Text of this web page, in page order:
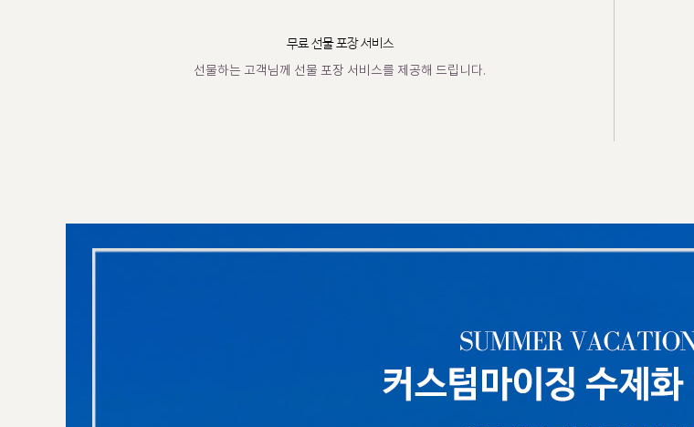
무료 선물 포장 서비스
선물하는 고객님께 선물 포장 서비스를 제공해 드립니다.